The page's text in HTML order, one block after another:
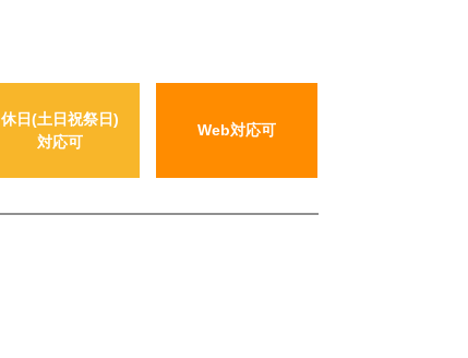
休日(土日祝祭日)
対応可
Web対応可